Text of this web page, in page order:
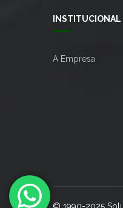
INSTITUCIONAL
A Empresa